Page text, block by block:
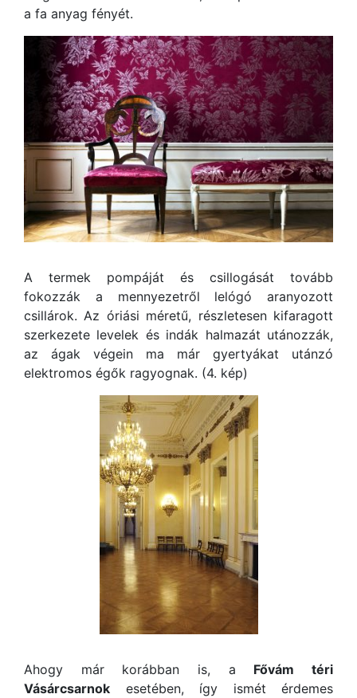
a fa anyag fényét.
A termek pompáját és csillogását tovább
fokozzák a mennyezetről lelógó aranyozott
csillárok. Az óriási méretű, részletesen kifaragott
szerkezete levelek és indák halmazát utánozzák,
az ágak végein ma már gyertyákat utánzó
elektromos égők ragyognak. (4. kép)
Ahogy már korábban is, a Fővám téri
Vásárcsarnok esetében, így ismét érdemes